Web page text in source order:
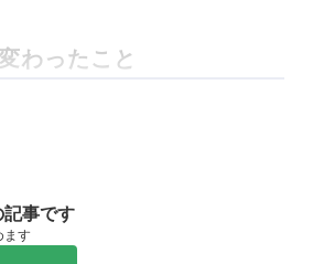
わったこと
記事です
ます